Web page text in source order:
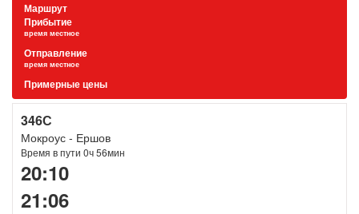
Маршрут
Прибытие
время местное
Отправление
время местное
Примерные цены
346С
Мокроус - Ершов
Время в пути 0ч 56мин
20:10
21:06